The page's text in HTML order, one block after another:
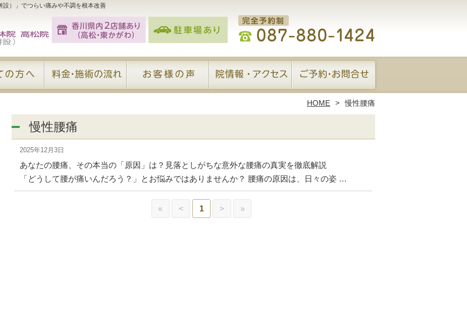
）」でつらい痛みや不調を根本改善
HOME 慢性腰痛
慢性腰痛
2025年12月3日
あなたの腰痛、その本当の「原因」は？見落としがちな意外な腰痛の真実を徹底解説
「どうして腰が痛いんだろう？」とお悩みではありませんか？ 腰痛の原因は、日々の姿 …
« < 1 > »